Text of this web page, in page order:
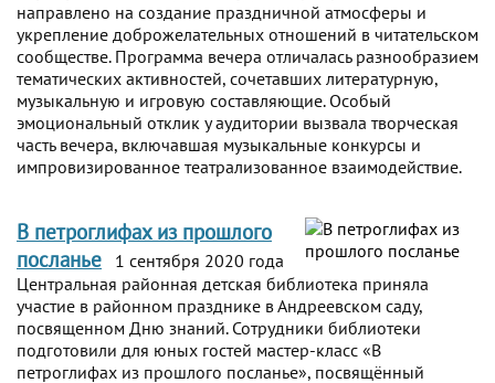
направлено на создание праздничной атмосферы и
укрепление доброжелательных отношений в читательском
сообществе. Программа вечера отличалась разнообразием
тематических активностей, сочетавших литературную,
музыкальную и игровую составляющие. Особый
эмоциональный отклик у аудитории вызвала творческая
часть вечера, включавшая музыкальные конкурсы и
импровизированное театрализованное взаимодействие.
В петроглифах из прошлого
посланье
1 сентября 2020 года
Центральная районная детская библиотека приняла
участие в районном празднике в Андреевском саду,
посвященном Дню знаний. Сотрудники библиотеки
подготовили для юных гостей мастер-класс «В
петроглифах из прошлого посланье», посвящённый